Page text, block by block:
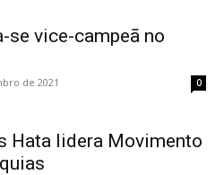
se vice-campeã no
de 2021 0
Hata lidera Movimento